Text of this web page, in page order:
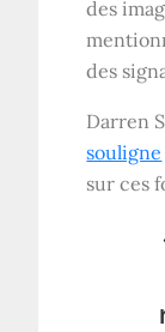
des
des
Darren
souligne
sur ces